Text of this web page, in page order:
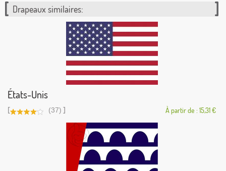
Drapeaux similaires:
États-Unis
[ (37) ] À partir de : 15,31 €